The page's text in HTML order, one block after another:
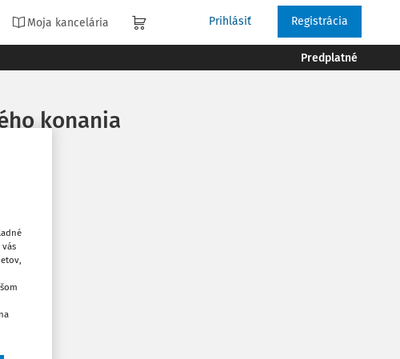
Moja kancelária Prihlásiť Registrácia
Predplatné
konania